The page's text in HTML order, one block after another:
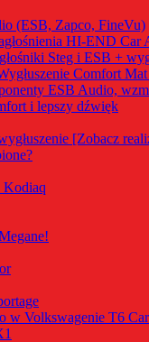
(ESB, Zapco, FineVu)
HI-END Car
Steg i ESB +
Comfort
ESB Audio,
i lepszy dźwięk
[Zobacz
Kodiaq
w Volkswagenie T6